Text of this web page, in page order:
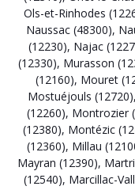
Ols-et-Rinhodes
Naussac (48300),
(12230), Najac
(12330), Murasson
(12160), Mouret
Mostuéjouls (12720),
(12260), Montrozier
(12380), Montézic
(12360), Millau
Mayran (12390),
(12540), Marcillac-